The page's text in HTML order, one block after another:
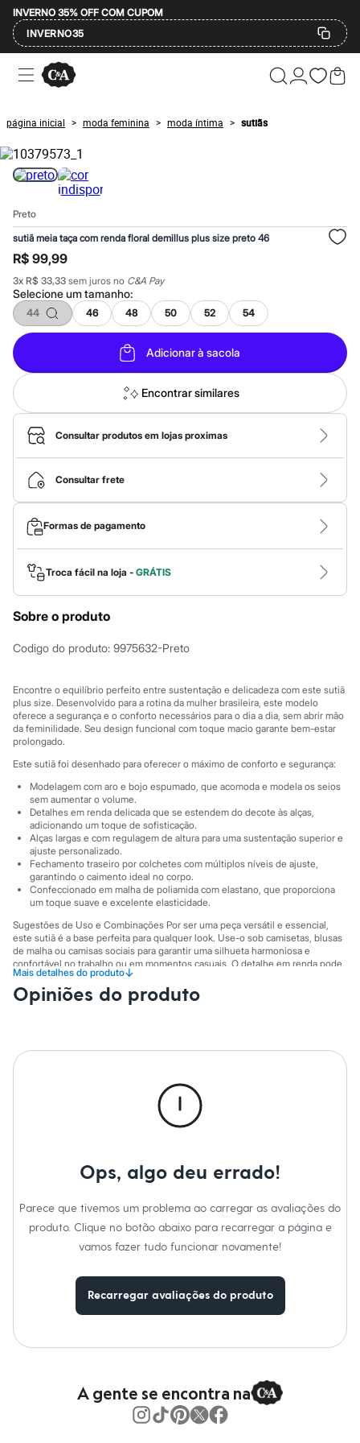
INVERNO 35% OFF COM CUPOM
INVERNO35
Ofertas
Compre por Departamento
Masculino
Infantil
Calçados
Mindse7
Plus Size
Até 20% off
Até 60% off
A partir de 60% off
Feminino
Em alta
Inverno
Alfaiataria
Novidades
Roupas
Blusas e Camisetas
Básicos
Calças
Casacos e Jaquetas
Jeans
Macacões
Saias
Shorts e Bermudas
Vestidos
Bolsas
Bonés e Chapéus
Bijoux
Cintos
Óculos
Relógios
Calçados
Botas
Chinelos
Rasteirinhas
Sandálias
Sapatilhas
Tênis
City
Clock House
Mindset
Sawary
Yessica
Acessórios
Blusas
Calçados
Leggings
Shorts e Bermudas
Tops
Moda íntima
Calcinhas
Cintas e Modeladores
Meias
Pijamas
Sutiãs e Tops
Moda praia
Biquínis
Maiôs
Saídas de praia
Personagens
Casacos e Jaquetas
Roupas
Bermudas
Camisas
Casacos e Jaquetas
Bolsas e Mochilas
Chapéus e Bonés
página inicial > moda feminina > moda íntima > sutiãs
Preto
sutiã meia taça com renda floral demillus plus size preto 46
R$ 99,99
3x R$ 33,33 sem juros no C&A Pay
Selecione umtamanho:
44 46 48 50 52 54
Adicionar à sacola
Encontrar similares
Consultar produtos em lojas proximas
Consultar frete
Formas de pagamento
Troca fácil na loja - GRÁTIS
Sobre o produto
Codigo do produto: 9975632-Preto
Encontre o equilíbrio perfeito entre sustentação e delicadeza com este sutiã
plus size. Desenvolvido para a rotina da mulher brasileira, este modelo
oferece a segurança e o conforto necessários para o dia a dia, sem abrir mão
da feminilidade. Seu design funcional com toque macio garante bem-estar
prolongado.
Este sutiã foi desenhado para oferecer o máximo de conforto e segurança:
Modelagem com aro e bojo espumado, que acomoda e modela os seios
sem aumentar o volume.
Detalhes em renda delicada que se estendem do decote às alças,
adicionando um toque de sofisticação.
Alças largas e com regulagem de altura para uma sustentação superior e
ajuste personalizado.
Fechamento traseiro por colchetes com múltiplos níveis de ajuste,
garantindo o caimento ideal no corpo.
Confeccionado em malha de poliamida com elastano, que proporciona
um toque suave e excelente elasticidade.
Sugestões de Uso e Combinações Por ser uma peça versátil e essencial,
este sutiã é a base perfeita para qualquer look. Use-o sob camisetas, blusas
de malha ou camisas sociais para garantir uma silhueta harmoniosa e
confortável no trabalho ou em momentos casuais. O detalhe em renda pode
aparecer sutilmente em decotes, trazendo um charme extra à produção.
A gente se encontra na C&A! ❤
Altura: 169cm / Busto: 107cm / Cintura: 93cm / Quadril: 125cm.
Mais detalhes do produto↓
81% poliamida, 19% elastano
Opiniões do produto
Ops, algo deu errado!
Parece que tivemos um problema ao carregar as avaliações do
produto. Clique no botão abaixo para recarregar a página e
vamos fazer tudo funcionar novamente!
Recarregar avaliações do produto
A gente se encontra na